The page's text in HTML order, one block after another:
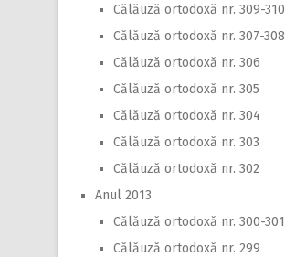
Călăuză ortodoxă nr. 309-310
Călăuză ortodoxă nr. 307-308
Călăuză ortodoxă nr. 306
Călăuză ortodoxă nr. 305
Călăuză ortodoxă nr. 304
Călăuză ortodoxă nr. 303
Călăuză ortodoxă nr. 302
Anul 2013
Călăuză ortodoxă nr. 300-301
Călăuză ortodoxă nr. 299